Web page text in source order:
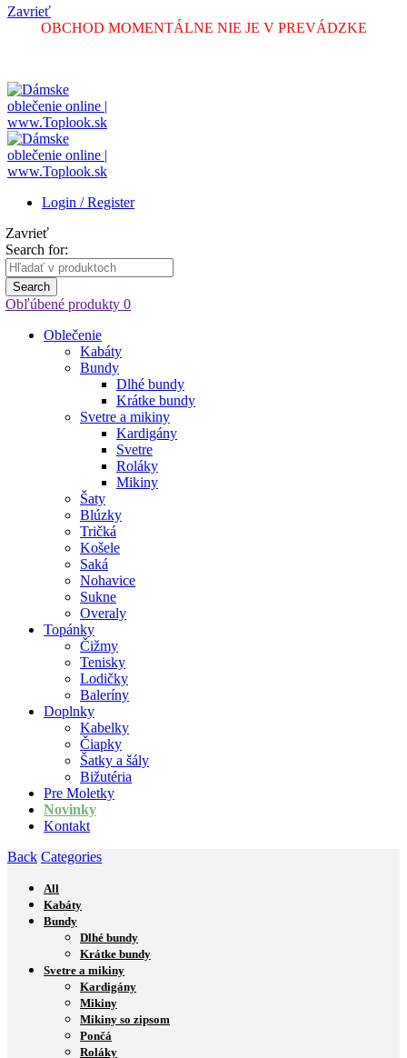
Zavrieť
OBCHOD MOMENTÁLNE NIE JE V PREVÁDZKE
Login / Register
Zavrieť
Search for:
Search
Obľúbené produkty 0
Oblečenie
Kabáty
Bundy
Dlhé bundy
Krátke bundy
Svetre a mikiny
Kardigány
Svetre
Roláky
Mikiny
Šaty
Blúzky
Tričká
Košele
Saká
Nohavice
Sukne
Overaly
Topánky
Čižmy
Tenisky
Lodičky
Baleríny
Doplnky
Kabelky
Čiapky
Šatky a šály
Bižutéria
Pre Moletky
Novinky
Kontakt
Back Categories
All
Kabáty
Bundy
Dlhé bundy
Krátke bundy
Svetre a mikiny
Kardigány
Mikiny
Mikiny so zipsom
Pončá
Roláky